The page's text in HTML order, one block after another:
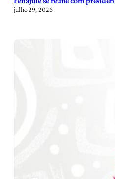
julho 29, 2026